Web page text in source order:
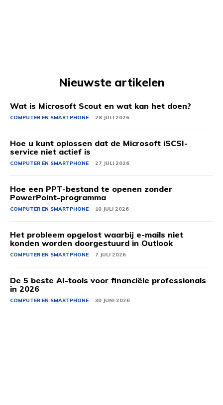
Nieuwste artikelen
Wat is Microsoft Scout en wat kan het doen?
COMPUTER EN SMARTPHONE 28 JULI 2026
Hoe u kunt oplossen dat de Microsoft iSCSI-
service niet actief is
COMPUTER EN SMARTPHONE 27 JULI 2026
Hoe een PPT-bestand te openen zonder
PowerPoint-programma
COMPUTER EN SMARTPHONE 10 JULI 2026
Het probleem opgelost waarbij e-mails niet
konden worden doorgestuurd in Outlook
COMPUTER EN SMARTPHONE 7 JULI 2026
De 5 beste AI-tools voor financiële professionals
in 2026
COMPUTER EN SMARTPHONE 30 JUNI 2026